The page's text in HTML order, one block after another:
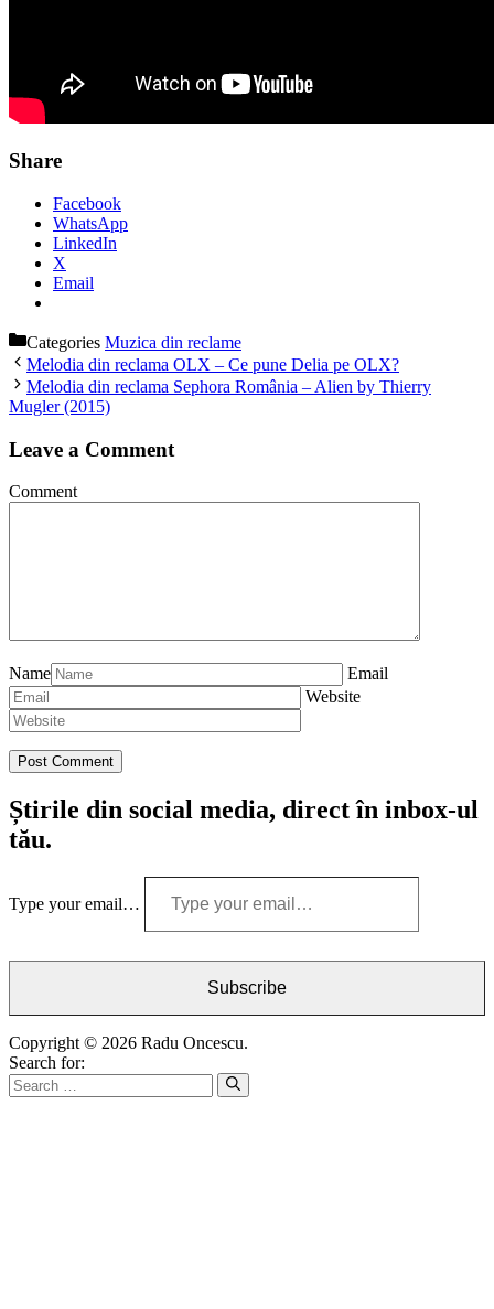
Share
Facebook
WhatsApp
LinkedIn
X
Email
Categories Muzica din reclame
Melodia din reclama OLX – Ce pune Delia pe OLX?
Melodia din reclama Sephora România – Alien by Thierry
Mugler (2015)
Leave a Comment
Comment
Name
Email
Website
Știrile din social media, direct în inbox-ul
tău.
Type your email…
Subscribe
Copyright © 2026 Radu Oncescu.
Search for: